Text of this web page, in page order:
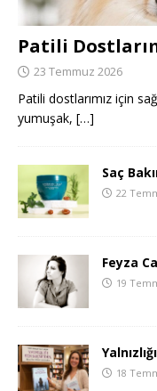
Patili
23 Temmuz 2026
Patili dostlarımız için
yumuşak, […]
Saç
22
Feyza
19
18